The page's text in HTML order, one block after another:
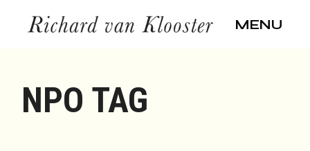
MENU
NPO TAG